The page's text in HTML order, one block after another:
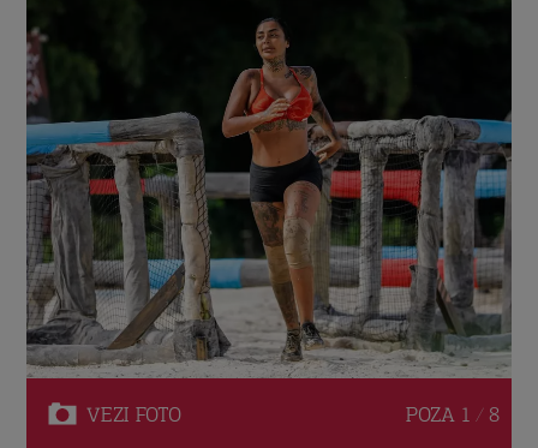
VEZI FOTO POZA 1 / 8